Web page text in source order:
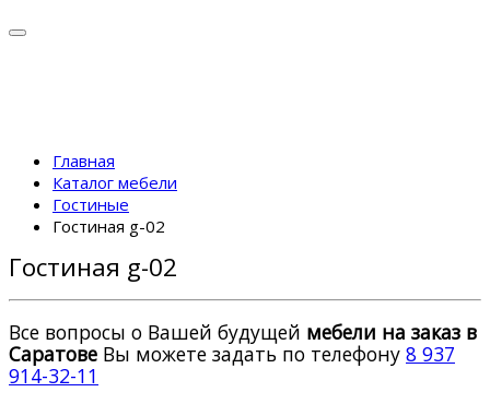
Главная
Каталог мебели
Гостиные
Гостиная g-02
Гостиная g-02
Все вопросы о Вашей будущей мебели на заказ в
Саратове Вы можете задать по телефону 8 937
914-32-11